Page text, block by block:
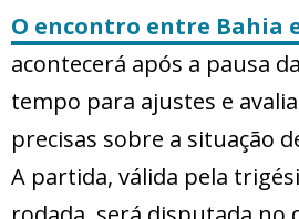
O encontro entre Bahia
acontecerá após a pausa
tempo para ajustes e
precisas sobre a situação
A partida, válida pela